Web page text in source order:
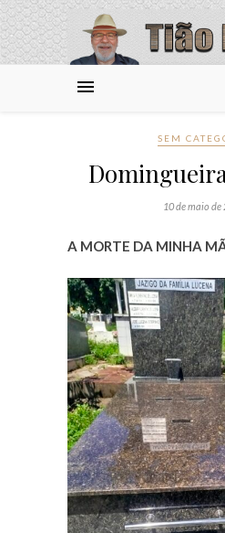
SEM
10 de maio de
A MORTE DA MINHA